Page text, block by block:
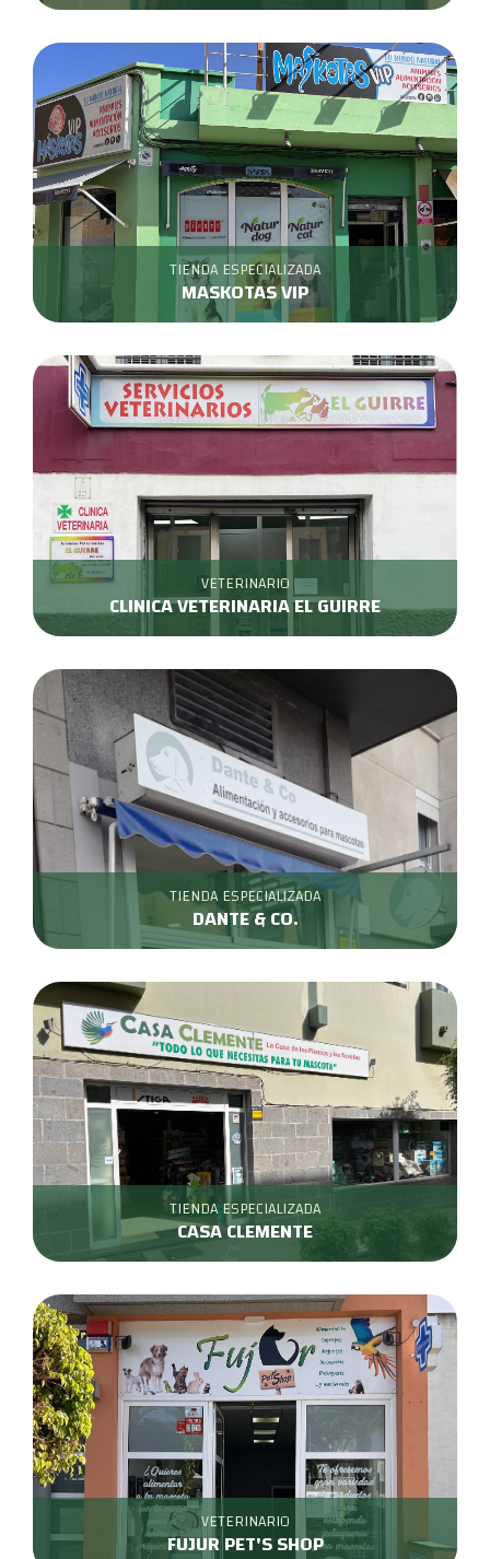
TIENDA ESPECIALIZADA
MASKOTAS VIP
VETERINARIO
CLINICA VETERINARIA EL GUIRRE
TIENDA ESPECIALIZADA
DANTE & CO.
TIENDA ESPECIALIZADA
CASA CLEMENTE
VETERINARIO
FUJUR PET'S SHOP